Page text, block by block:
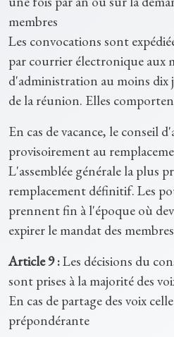
membres
Les convocations sont
par courrier électronique aux
d'administration au moins dix
de la réunion. Elles
En cas de vacance, le conseil
provisoirement au
L'assemblée générale la plus
remplacement définitif. Les
prennent fin à l'époque où
expirer le mandat des
Article 9 :Les décisions du
sont prises à la majorité des
En cas de partage des voix
prépondérante